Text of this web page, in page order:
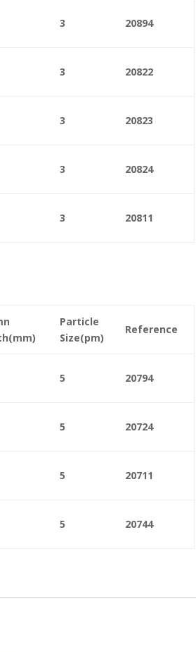
3 20894
3 20822
3 20823
3 20824
3 20811
Particle
Size(pm)
Reference
5 20794
5 20724
5 20711
5 20744